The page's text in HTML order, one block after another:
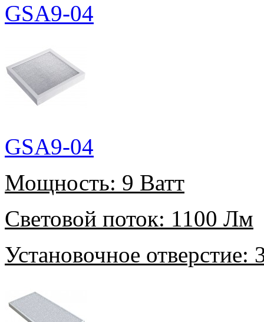
GSA9-04
GSA9-04
Мощность: 9 Ватт
Световой поток: 1100 Лм
Установочное отверстие: